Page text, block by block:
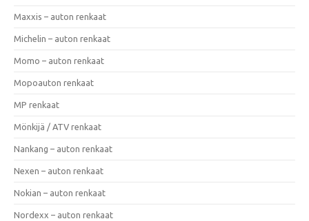
Maxxis – auton renkaat
Michelin – auton renkaat
Momo – auton renkaat
Mopoauton renkaat
MP renkaat
Mönkijä / ATV renkaat
Nankang – auton renkaat
Nexen – auton renkaat
Nokian – auton renkaat
Nordexx – auton renkaat